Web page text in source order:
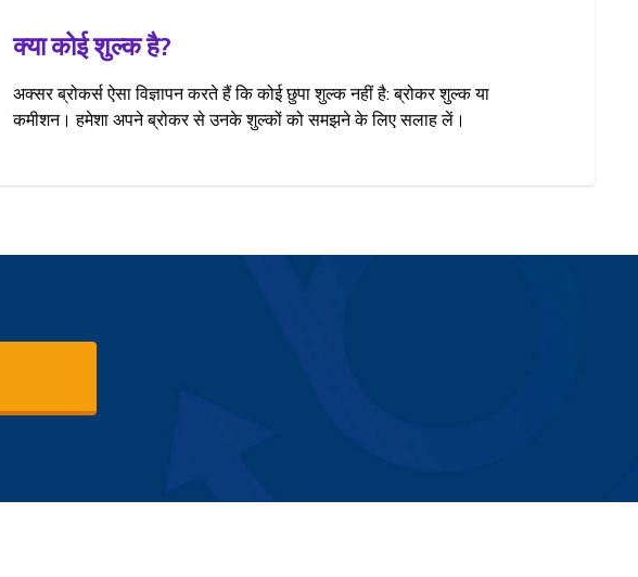
क्या कोई शुल्क है?
अक्सर ब्रोकर्स ऐसा विज्ञापन करते हैं कि कोई छुपा शुल्क नहीं है: ब्रोकर शुल्क या
कमीशन। हमेशा अपने ब्रोकर से उनके शुल्कों को समझने के लिए सलाह लें।